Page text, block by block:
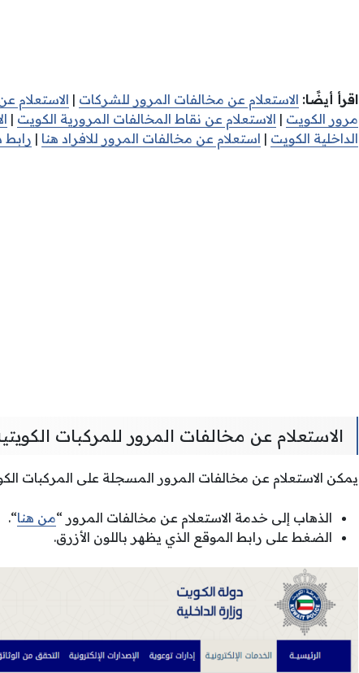
اقرأ أيضًا: الاستعلام عن مخالفات المرور للشركات | الاستعلام
مرور الكويت | الاستعلام عن نقاط المخالفات المرورية الكويت |
الداخلية الكويت | استعلام عن مخالفات المرور للافراد هنا | رابط
الاستعلام عن مخالفات المرور للمركبات
يمكن الاستعلام عن مخالفات المرور المسجلة على المركبات
الذهاب إلى خدمة الاستعلام عن مخالفات المرور “من هنا“.
الضغط على رابط الموقع الذي يظهر باللون الأزرق.